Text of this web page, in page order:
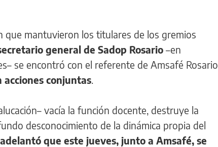
mantuvieron los titulares de los gremios
general de Sadop Rosario –en
se encontró con el referente de Amsafé Rosario,
acciones conjuntas
vacía la función docente, destruye la
desconocimiento de la dinámica propia del
que este jueves, junto a Amsafé, se